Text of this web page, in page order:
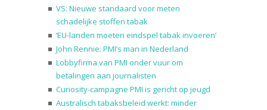
VS: Nieuwe standaard voor meten
schadelijke stoffen tabak
‘EU-landen moeten eindspel tabak invoeren’
John Rennie: PMI’s man in Nederland
Lobbyfirma van PMI onder vuur om
betalingen aan journalisten
Curiosity-campagne PMI is gericht op jeugd
Australisch tabaksbeleid werkt: minder